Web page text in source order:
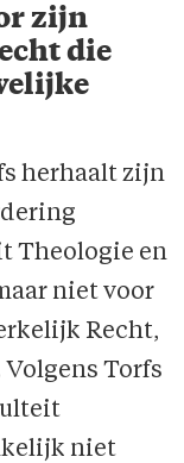
zijn
die
herhaalt zijn
Theologie en
niet voor
Recht,
Volgens Torfs
niet